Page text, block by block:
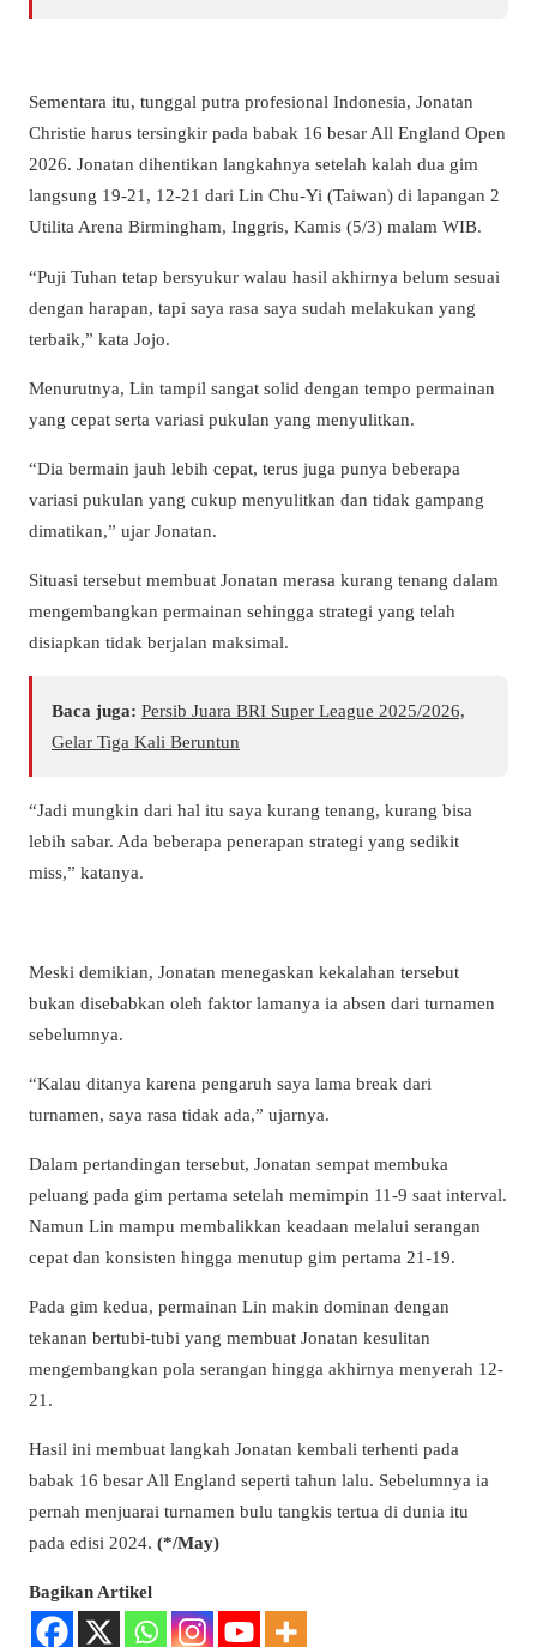
Sementara itu, tunggal putra profesional Indonesia, Jonatan
Christie harus tersingkir pada babak 16 besar All England Open
2026. Jonatan dihentikan langkahnya setelah kalah dua gim
langsung 19-21, 12-21 dari Lin Chu-Yi (Taiwan) di lapangan 2
Utilita Arena Birmingham, Inggris, Kamis (5/3) malam WIB.
“Puji Tuhan tetap bersyukur walau hasil akhirnya belum sesuai
dengan harapan, tapi saya rasa saya sudah melakukan yang
terbaik,” kata Jojo.
Menurutnya, Lin tampil sangat solid dengan tempo permainan
yang cepat serta variasi pukulan yang menyulitkan.
“Dia bermain jauh lebih cepat, terus juga punya beberapa
variasi pukulan yang cukup menyulitkan dan tidak gampang
dimatikan,” ujar Jonatan.
Situasi tersebut membuat Jonatan merasa kurang tenang dalam
mengembangkan permainan sehingga strategi yang telah
disiapkan tidak berjalan maksimal.
Baca juga: Persib Juara BRI Super League 2025/2026,
Gelar Tiga Kali Beruntun
“Jadi mungkin dari hal itu saya kurang tenang, kurang bisa
lebih sabar. Ada beberapa penerapan strategi yang sedikit
miss,” katanya.
Meski demikian, Jonatan menegaskan kekalahan tersebut
bukan disebabkan oleh faktor lamanya ia absen dari turnamen
sebelumnya.
“Kalau ditanya karena pengaruh saya lama break dari
turnamen, saya rasa tidak ada,” ujarnya.
Dalam pertandingan tersebut, Jonatan sempat membuka
peluang pada gim pertama setelah memimpin 11-9 saat interval.
Namun Lin mampu membalikkan keadaan melalui serangan
cepat dan konsisten hingga menutup gim pertama 21-19.
Pada gim kedua, permainan Lin makin dominan dengan
tekanan bertubi-tubi yang membuat Jonatan kesulitan
mengembangkan pola serangan hingga akhirnya menyerah 12-
21.
Hasil ini membuat langkah Jonatan kembali terhenti pada
babak 16 besar All England seperti tahun lalu. Sebelumnya ia
pernah menjuarai turnamen bulu tangkis tertua di dunia itu
pada edisi 2024. (*/May)
Bagikan Artikel